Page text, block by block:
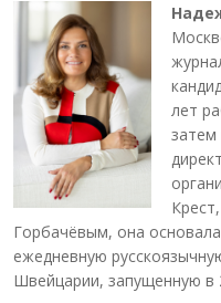
лет
Горбачёвым, она
ежедневную
Швейцарии, запущенную в